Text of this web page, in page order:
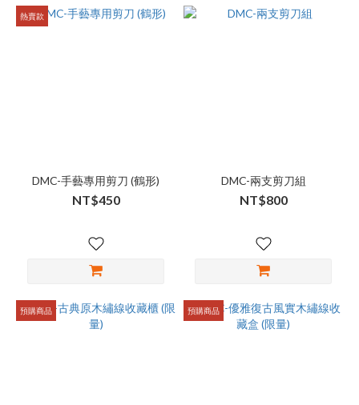
熱賣款
DMC-手藝專用剪刀 (鶴形)
NT$450
DMC-兩支剪刀組
NT$800
預購商品 預購商品